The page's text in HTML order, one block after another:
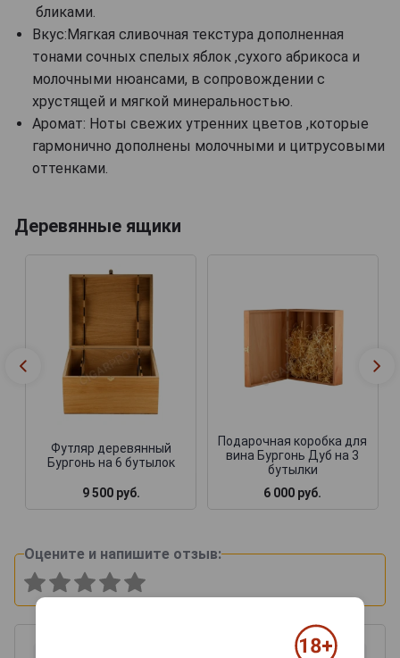
бликами.
Вкус:Мягкая сливочная текстура дополненная
тонами сочных спелых яблок ,сухого абрикоса и
молочными нюансами, в сопровождении с
хрустящей и мягкой минеральностью.
Аромат: Ноты свежих утренних цветов ,которые
гармонично дополнены молочными и цитрусовыми
оттенками.
Деревянные ящики
Футляр деревянный
Бургонь на 6 бутылок
9 500 руб.
Подарочная коробка для
вина Бургонь Дуб на 3
бутылки
6 000 руб.
Оцените и напишите отзыв: